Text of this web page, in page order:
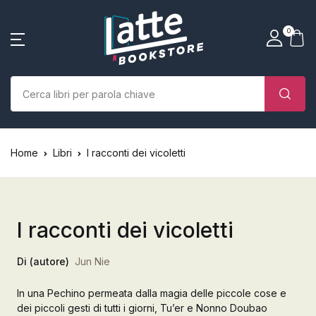
0
SHOP BY CATEGORY
Libri
Case editrici
Bambini
L’Edicola & eventi
Vicino
Account
Nome utente o email *
Parola d'ordine *
Ricordati
Ha dimenticato la
password?
Vicino
La tua borsa della spesa
(0)
Home Libri I racconti dei vicoletti
I racconti dei vicoletti
Di (autore) Jun Nie
In una Pechino permeata dalla magia delle piccole cose e
dei piccoli gesti di tutti i giorni, Tu’er e Nonno Doubao